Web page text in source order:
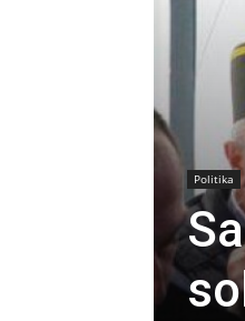
Politika